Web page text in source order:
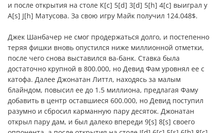
и после открытия на столе К[c] 5[d] 3[d] 5[h] 4[c] выиграл у
A[s] J[h] Матусова. За свою игру Майк получил 124.048$.
Джек Шанбачер не смог продержаться долго, и постепенно
теряя фишки вновь опустился ниже миллионной отметки,
после чего снова выставился ва-банк. Ставка была
достаточно крупной в 800.000, но Девид Фам уровнял ее с
катофа. Далее Джонатан Литтл, находясь за малым
блайндом, повысил ее до 1.5 миллиона, предлагая Фаму
добавить в центр оставшиеся 600.000, но Девид поступил
разумно и сбросил карманную пару десяток. Джонатан
открыл пару дам, и был далеко впереди 9[s] 8[s] своего